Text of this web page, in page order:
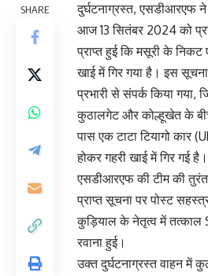
SHARE
दुर्घटनाग्रस्त, एसडीआरएफ
आज 13 सितंबर 2024 को
प्राप्त हुई कि मसूरी के निकट
खाई में गिर गया है। इस
प्रभारी से संपर्क किया गया,
कुठालगेट और कोल्हूखेत के
पास एक टाटा टियागो कार
होकर गहरी खाई में गिर गई
एसडीआरएफ की टीम की
प्राप्त सूचना पर पोस्ट
कुड़ियाल के नेतृत्व में तत्काल
रवाना हुई।
उक्त दुर्घटनाग्रस्त वाहन में